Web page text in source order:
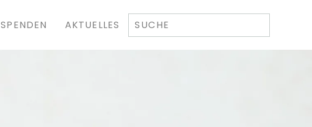
SPENDEN AKTUELLES